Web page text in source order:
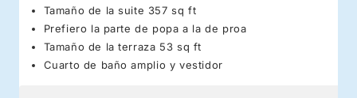
Tamaño de la suite 357 sq ft
Prefiero la parte de popa a la de proa
Tamaño de la terraza 53 sq ft
Cuarto de baño amplio y vestidor